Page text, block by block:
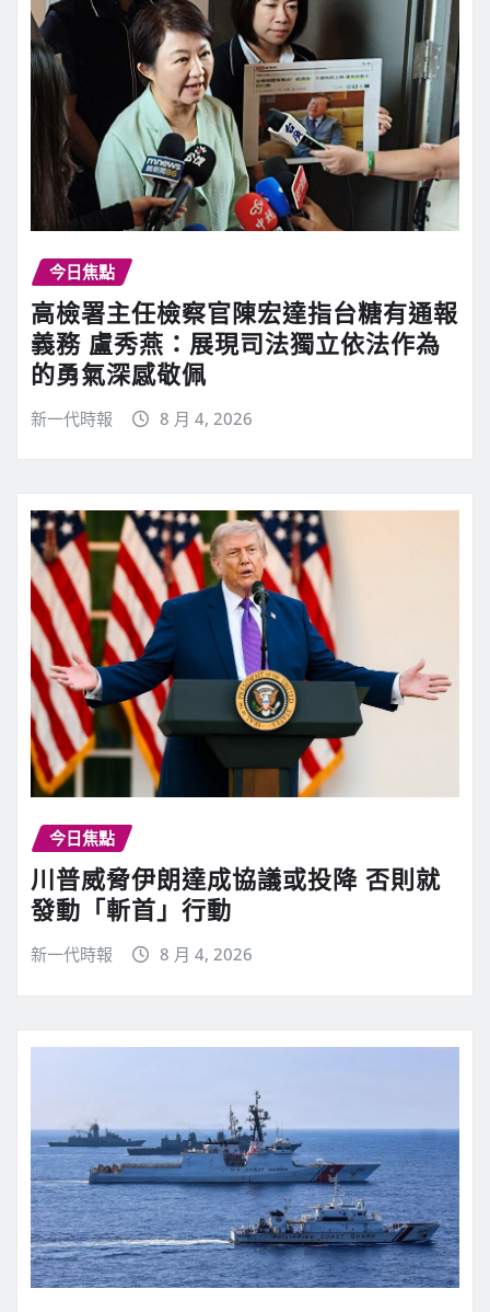
今日焦點
高檢署主任檢察官陳宏達指台糖有通報
義務 盧秀燕：展現司法獨立依法作為
的勇氣深感敬佩
新一代時報 8 月 4, 2026
今日焦點
川普威脅伊朗達成協議或投降 否則就
發動「斬首」行動
新一代時報 8 月 4, 2026